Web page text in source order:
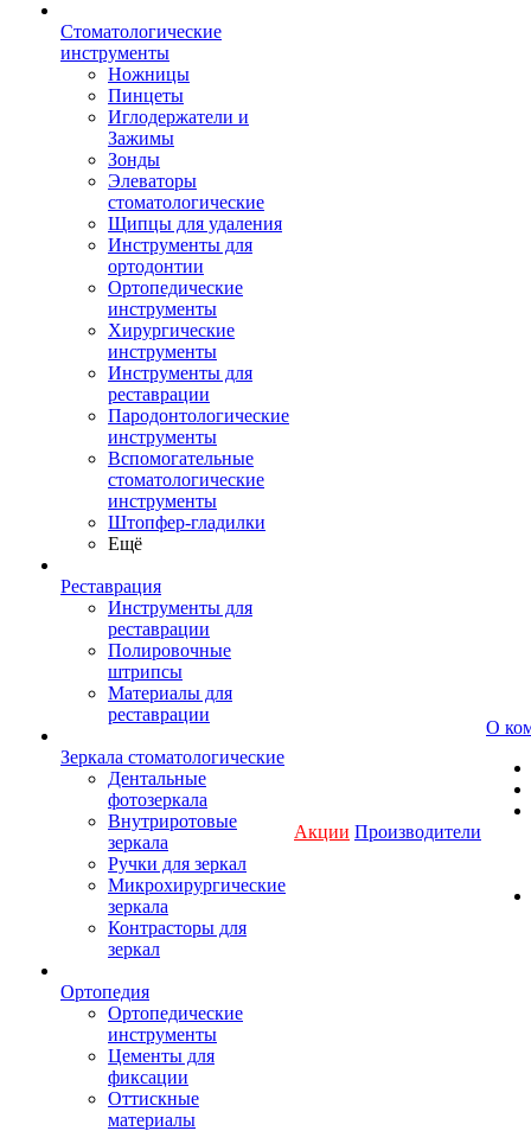
Стоматологические
инструменты
Ножницы
Пинцеты
Иглодержатели и
Зажимы
Зонды
Элеваторы
стоматологические
Щипцы для удаления
Инструменты для
ортодонтии
Ортопедические
инструменты
Хирургические
инструменты
Инструменты для
реставрации
Пародонтологические
инструменты
Вспомогательные
стоматологические
инструменты
Штопфер-гладилки
Ещё
Реставрация
Инструменты для
реставрации
Полировочные
штрипсы
Материалы для
реставрации
Зеркала стоматологические
Дентальные
фотозеркала
Внутриротовые
зеркала
Ручки для зеркал
Микрохирургические
зеркала
Контрасторы для
зеркал
Ортопедия
Ортопедические
инструменты
Цементы для
фиксации
Оттискные
материалы
Акции Производители
О